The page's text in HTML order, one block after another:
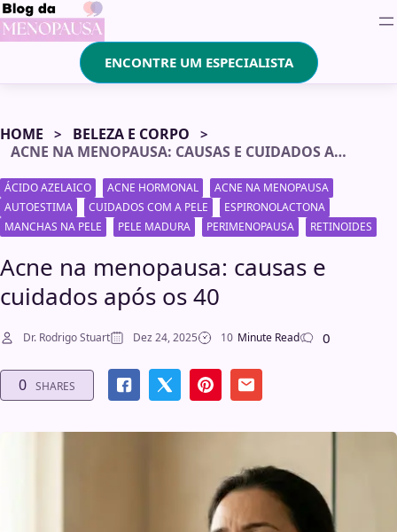
ENCONTRE UM ESPECIALISTA
HOME
BELEZA E CORPO
ACNE NA MENOPAUSA: CAUSAS E CUIDADOS APÓS OS 40
ÁCIDO AZELAICO ACNE HORMONAL
ACNE NA MENOPAUSA
AUTOESTIMA
CUIDADOS COM A PELE
ESPIRONOLACTONA
MANCHAS NA PELE
PELE MADURA PERIMENOPAUSA RETINOIDES
Acne na menopausa: causas e
cuidados após os 40
Dr. Rodrigo Stuart Dez 24, 2025 10 Minute Read 0
0 SHARES